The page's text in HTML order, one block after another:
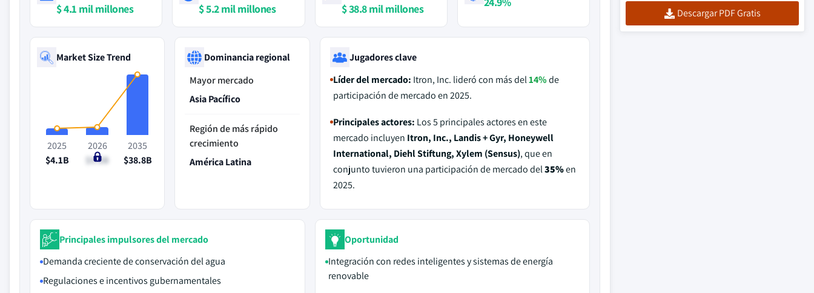
$ 4.1 mil millones $ 5.2 mil millones $ 38.8 mil millones
Market Size Trend
2025
$4.1B
2026
$5.2B
2035
$38.8B
Dominancia regional
Mayor mercado
Asia Pacífico
Región de más rápido
crecimiento
América Latina
Jugadores clave
Líder del mercado: Itron, Inc. lideró con más del14%de
participación de mercado en 2025.
Principales actores: Los 5 principales actores en este
mercado incluyen Itron, Inc., Landis + Gyr, Honeywell
International, Diehl Stiftung, Xylem (Sensus), que en
conjunto tuvieron una participación de mercado del35%en
2025.
Principales impulsores del mercado
Demanda creciente de conservación del agua
Regulaciones e incentivos gubernamentales
Oportunidad
Integración con redes inteligentes y sistemas de energía
renovable
Descargar PDF Gratis